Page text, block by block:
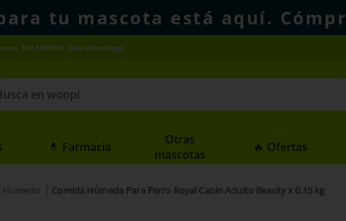
tu mascota está aquí.
314 5929641 (Solo WhatsApp)
en woopi
agility gold💊 Farmacia
Otras
mascotas
🔥 Ofertas
Comida Húmeda Para Perro Royal Canin Adulto Beauty x 0.15 kg